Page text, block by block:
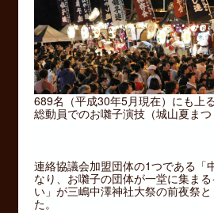
689名（平成30年5月現在）にも上
総動員でのお囃子演技（城山夏まつ
連絡協議会加盟団体の1つである「
なり、お囃子の団体が一堂に集ま
い」が三嶋中澤神社大祭の前夜祭
た。